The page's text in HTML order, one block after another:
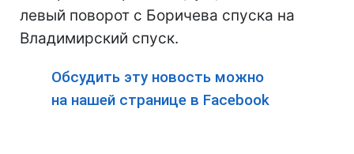
левый поворот с Боричева спуска на
Владимирский спуск.
Обсудить эту новость можно
на нашей странице в Facebook